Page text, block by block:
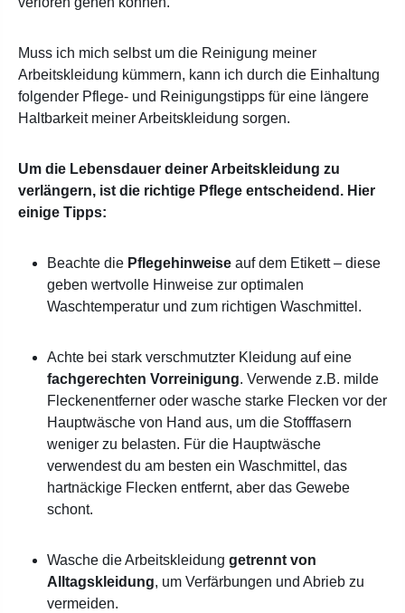
Muss ich mich selbst um die Reinigung meiner
Arbeitskleidung kümmern, kann ich durch die Einhaltung
folgender Pflege- und Reinigungstipps für eine längere
Haltbarkeit meiner Arbeitskleidung sorgen.
Um die Lebensdauer deiner Arbeitskleidung zu
verlängern, ist die richtige Pflege entscheidend. Hier
einige Tipps:
Beachte die Pflegehinweise auf dem Etikett – diese
geben wertvolle Hinweise zur optimalen
Waschtemperatur und zum richtigen Waschmittel.
Achte bei stark verschmutzter Kleidung auf eine
fachgerechten Vorreinigung. Verwende z.B. milde
Fleckenentferner oder wasche starke Flecken vor der
Hauptwäsche von Hand aus, um die Stofffasern
weniger zu belasten. Für die Hauptwäsche
verwendest du am besten ein Waschmittel, das
hartnäckige Flecken entfernt, aber das Gewebe
schont.
Wasche die Arbeitskleidung getrennt von
Alltagskleidung, um Verfärbungen und Abrieb zu
vermeiden.